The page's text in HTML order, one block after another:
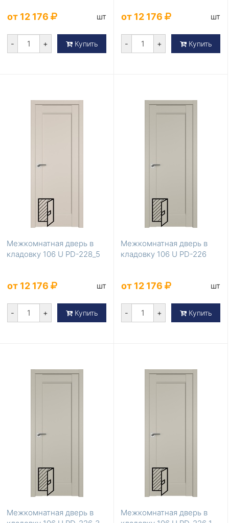
от 12 176 шт
- + Купить
от 12 176 шт
- + Купить
Межкомнатная дверь в
кладовку 106 U PD-228_5
от 12 176 шт
- + Купить
Межкомнатная дверь в
кладовку 106 U PD-226
от 12 176 шт
- + Купить
Межкомнатная дверь в
Межкомнатная дверь в